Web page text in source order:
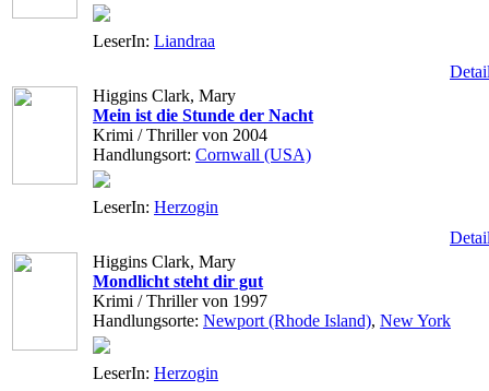
LeserIn: Liandraa
Higgins Clark, Mary
Mein ist die Stunde der Nacht
Krimi / Thriller von 2004
Handlungsort: Cornwall (USA)
LeserIn: Herzogin
Higgins Clark, Mary
Mondlicht steht dir gut
Krimi / Thriller von 1997
Handlungsorte: Newport (Rhode Island), New York
LeserIn: Herzogin